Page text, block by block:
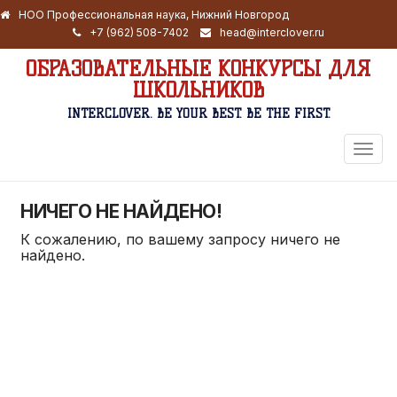
НОО Профессиональная наука, Нижний Новгород
+7 (962) 508-7402
head@interclover.ru
ОБРАЗОВАТЕЛЬНЫЕ КОНКУРСЫ ДЛЯ
ШКОЛЬНИКОВ
INTERCLOVER. BE YOUR BEST. BE THE FIRST.
НИЧЕГО НЕ НАЙДЕНО!
К сожалению, по вашему запросу ничего не
найдено.